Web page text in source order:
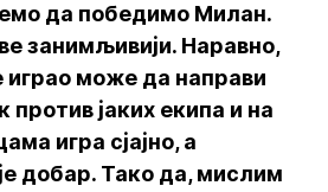
да победимо Милан.
занимљивији. Наравно,
играо може да направи
против јаких екипа и на
игра сјајно, а
добар. Тако да, мислим